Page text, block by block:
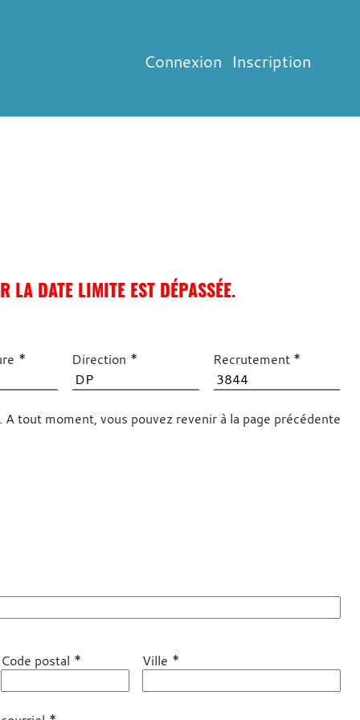
Connexion Inscription
LA DATE LIMITE EST DÉPASSÉE.
* Direction * Recrutement *
tout moment, vous pouvez revenir à la page précédente
Code postal * Ville *